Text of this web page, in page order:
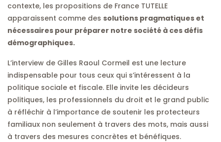
contexte, les propositions de France TUTELLE
apparaissent comme des solutions pragmatiques et
nécessaires pour préparer notre société à ces défis
démographiques.
L’interview de Gilles Raoul Cormeil est une lecture
indispensable pour tous ceux qui s’intéressent à la
politique sociale et fiscale. Elle invite les décideurs
politiques, les professionnels du droit et le grand public
à réfléchir à l’importance de soutenir les protecteurs
familiaux non seulement à travers des mots, mais aussi
à travers des mesures concrètes et bénéfiques.